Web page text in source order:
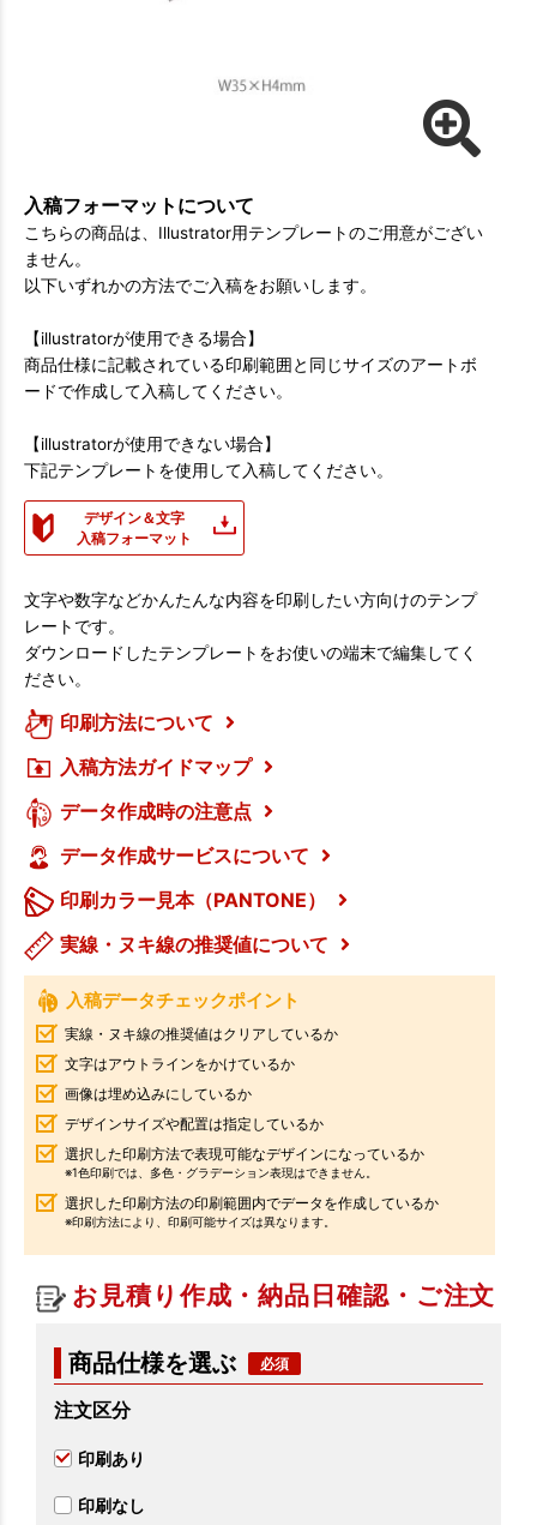
入稿フォーマットについて
こちらの商品は、Illustrator用テンプレートのご用意がござい
ません。
以下いずれかの方法でご入稿をお願いします。
【illustratorが使用できる場合】
商品仕様に記載されている印刷範囲と同じサイズのアートボ
ードで作成して入稿してください。
【illustratorが使用できない場合】
下記テンプレートを使用して入稿してください。
デザイン＆文字
入稿フォーマット
文字や数字などかんたんな内容を印刷したい方向けのテンプ
レートです。
ダウンロードしたテンプレートをお使いの端末で編集してく
ださい。
印刷方法について
入稿方法ガイドマップ
データ作成時の注意点
データ作成サービスについて
印刷カラー見本（PANTONE）
実線・ヌキ線の推奨値について
入稿データチェックポイント
実線・ヌキ線の推奨値はクリアしているか
文字はアウトラインをかけているか
画像は埋め込みにしているか
デザインサイズや配置は指定しているか
選択した印刷方法で表現可能なデザインになっているか
※1色印刷では、多色・グラデーション表現はできません。
選択した印刷方法の印刷範囲内でデータを作成しているか
※印刷方法により、印刷可能サイズは異なります。
お見積り作成・納品日確認・ご注文
商品仕様を選ぶ
注文区分
印刷あり
印刷なし